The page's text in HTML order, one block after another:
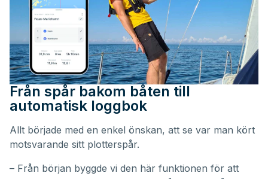
Från spår bakom båten till
automatisk loggbok
Allt började med en enkel önskan, att se var man kört
motsvarande sitt plotterspår.
– Från början byggde vi den här funktionen för att